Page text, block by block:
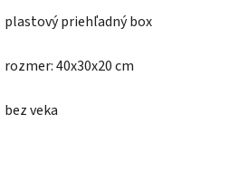
plastový priehľadný box
rozmer: 40x30x20 cm
bez veka